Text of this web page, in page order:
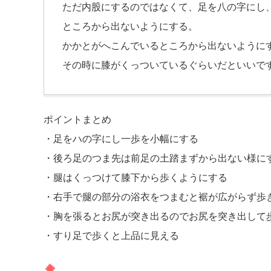
ただ内股にするのではなくて、足を八の字に
ところから出ないようにする。
かかとがへこんでいるところから出ないように
その時に膝がくっついているぐらいだといいで
ポイントまとめ
・足をハの字にし一歩を小幅にする
・後ろ足のつま先は前足の土踏まずから出ない様に
・腿はくっつけて膝下から歩くようにする
・右手で腿の部分の浴衣をつまむと裾が広がらず歩
・胸を張るとお尻が突き出るのでお尻を突き出して
・すり足で歩くと上品に見える